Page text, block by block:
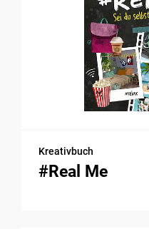
Kreativbuch
#Real Me